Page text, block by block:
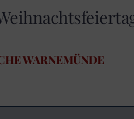
WARNEMÜNDE